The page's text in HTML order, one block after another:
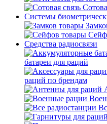
Системы
Средства радиосвязи
батареи для раций
раций по брендам